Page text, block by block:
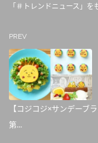
「＃トレンドニュース」を
PREV
【コジコジ×サンデーブラ
第...